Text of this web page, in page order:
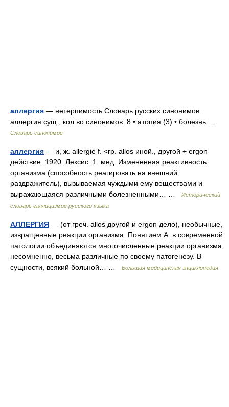
аллергия — нетерпимость Словарь русских синонимов.
аллергия сущ., кол во синонимов: 8 • атопия (3) • болезнь …
Словарь синонимов
аллергия — и, ж. allergie f. <гр. allos иной., другой + ergon
действие. 1920. Лексис. 1. мед. Измененная реактивность
организма (способность реагировать на внешний
раздражитель), вызываемая чуждыми ему веществами и
выражающаяся различными болезненными… …
Исторический
словарь галлицизмов русского языка
АЛЛЕРГИЯ — (от греч. allos другой и ergon дело), необычные,
извращенные реакции организма. Понятием А. в современной
патологии объединяются многочисленные реакции организма,
несомненно, весьма различные по своему патогенезу. В
сущности, всякий больной… …
Большая медицинская энциклопедия